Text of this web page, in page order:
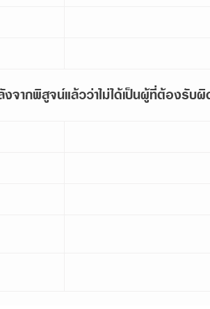
งจากพิสูจน์แล้วว่าไม่ได้เป็นผู้ที่ต้องรับ